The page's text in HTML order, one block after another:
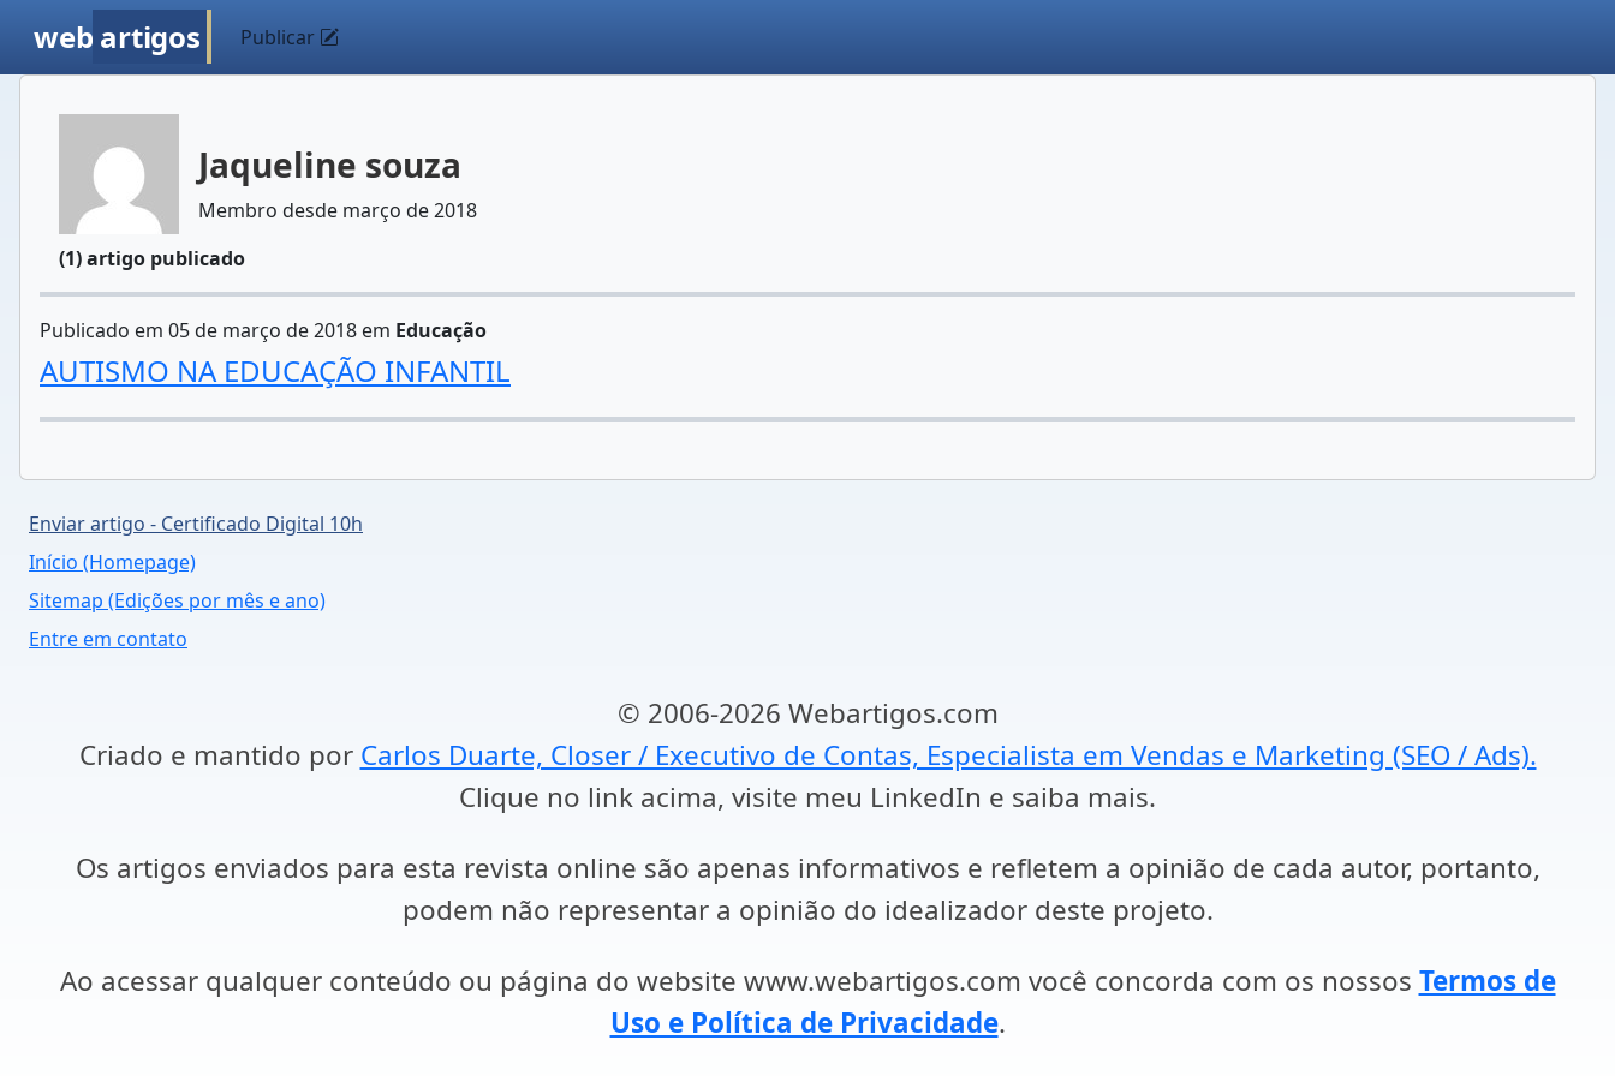
web artigos Publicar
Jaqueline souza
Membro desde março de 2018
(1) artigo publicado
Publicado em 05 de março de 2018 em Educação
AUTISMO NA EDUCAÇÃO INFANTIL
Enviar artigo - Certificado Digital 10h
Início (Homepage)
Sitemap (Edições por mês e ano)
Entre em contato
© 2006-2026 Webartigos.com
Criado e mantido por Carlos Duarte, Closer / Executivo de Contas, Especialista em Vendas e Marketing (SEO / Ads).
Clique no link acima, visite meu LinkedIn e saiba mais.
Os artigos enviados para esta revista online são apenas informativos e refletem a opinião de cada autor, portanto,
podem não representar a opinião do idealizador deste projeto.
Ao acessar qualquer conteúdo ou página do website www.webartigos.com você concorda com os nossos Termos de
Uso e Política de Privacidade.